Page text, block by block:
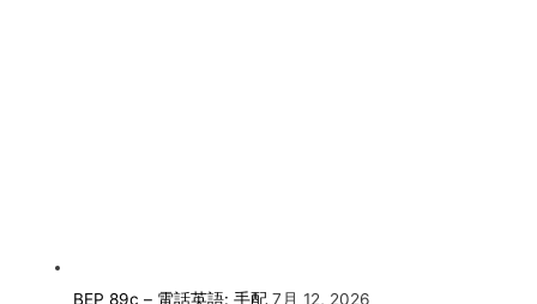
BEP 89c – 電話英語: 手配 7月 12, 2026